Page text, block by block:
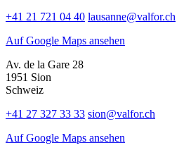
+41 21 721 04 40 lausanne@valfor.ch
Auf Google Maps ansehen
Av. de la Gare 28
1951 Sion
Schweiz
+41 27 327 33 33 sion@valfor.ch
Auf Google Maps ansehen